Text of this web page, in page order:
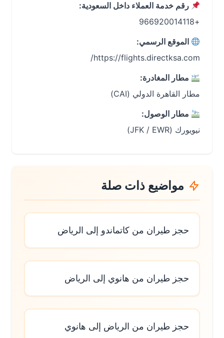
رقم خدمة العملاء داخل السعودية:
الموقع الرسمي:
https://flights.directksa.com/
مطار المغادرة:
مطار القاهرة الدولي (CAI)
مطار الوصول:
نيويورك (JFK / EWR)
مواضيع ذات صلة
حجز طيران من كاتماندو إلى الرياض
حجز طيران من هانوي إلى الرياض
حجز طيران من الرياض إلى هانوي